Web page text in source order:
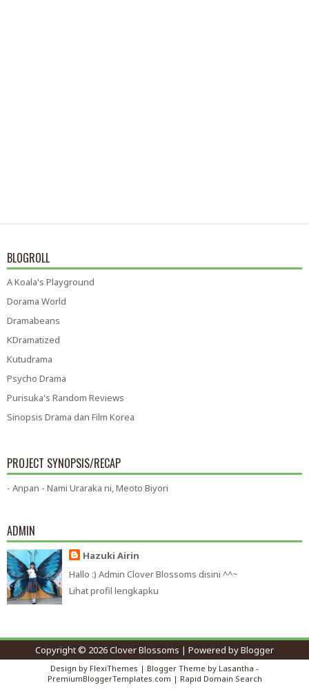
BLOGROLL
A Koala's Playground
Dorama World
Dramabeans
KDramatized
Kutudrama
Psycho Drama
Purisuka's Random Reviews
Sinopsis Drama dan Film Korea
PROJECT SYNOPSIS/RECAP
- Anpan - Nami Uraraka ni, Meoto Biyori
ADMIN
Hazuki Airin
Hallo :) Admin Clover Blossoms disini ^^~
Lihat profil lengkapku
Copyright © 2026Clover Blossoms | Powered byBlogger
Design by FlexiThemes | Blogger Theme by Lasantha -
PremiumBloggerTemplates.com | Rapid Domain Search